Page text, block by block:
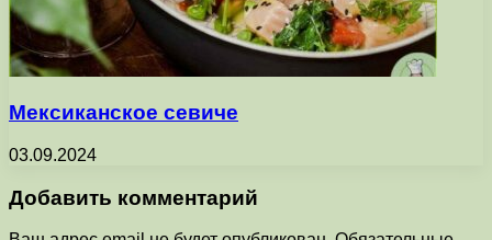
Мексиканское севиче
03.09.2024
Добавить комментарий